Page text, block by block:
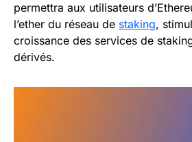
permettra aux utilisateurs
l’ether du réseau de staking,
croissance des services de
dérivés.